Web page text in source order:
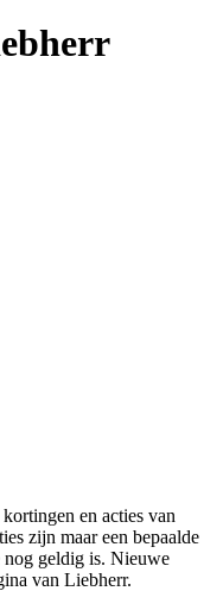
en acties van
zijn maar een bepaalde
geldig is. Nieuwe
van Liebherr.